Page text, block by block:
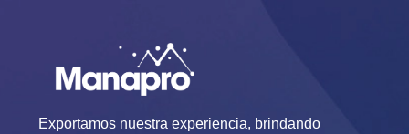
Exportamos nuestra experiencia, brindando